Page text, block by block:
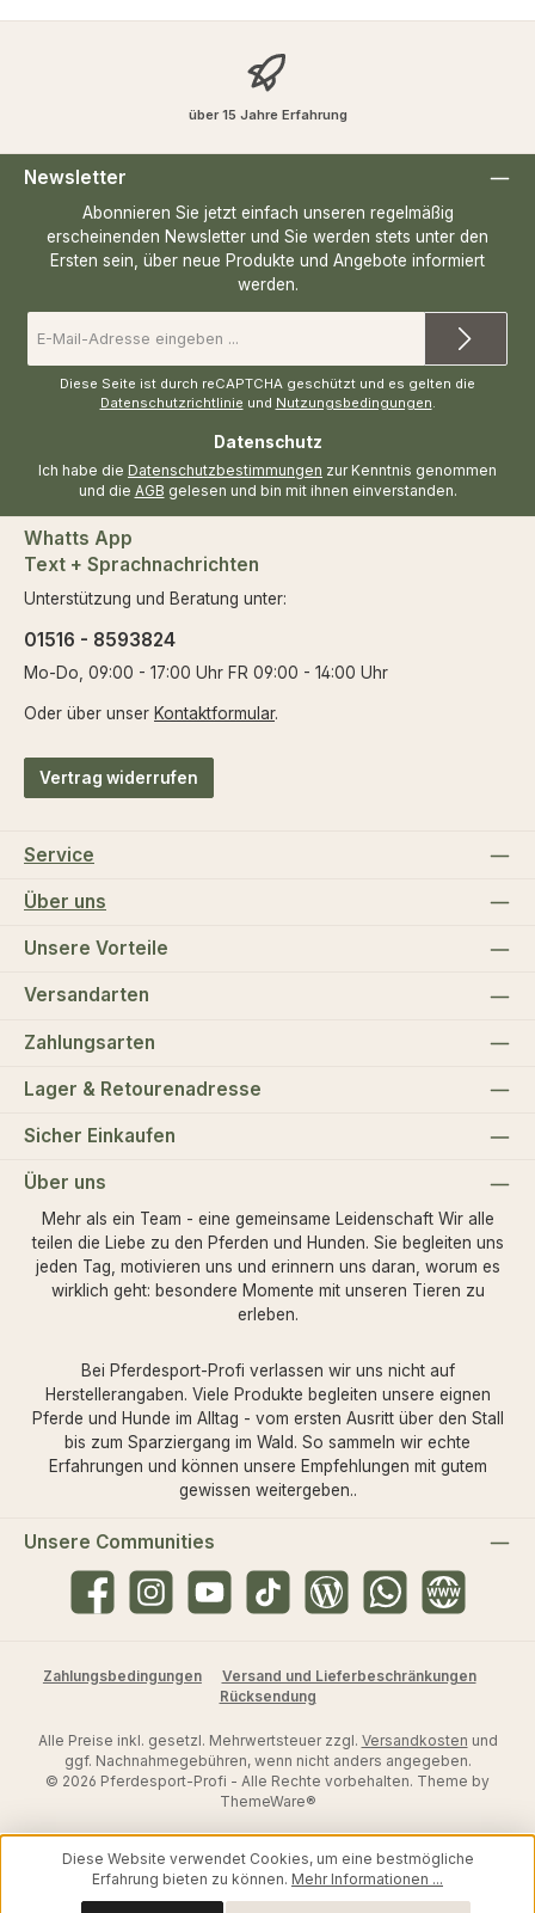
über 15 Jahre Erfahrung
Newsletter
Abonnieren Sie jetzt einfach unseren regelmäßig
erscheinenden Newsletter und Sie werden stets unter den
Ersten sein, über neue Produkte und Angebote informiert
werden.
Mail-
Adresse
Diese Seite ist durch reCAPTCHA geschützt und es gelten die
Datenschutzrichtlinie und Nutzungsbedingungen.
Datenschutz
Ich habe die Datenschutzbestimmungen zur Kenntnis genommen
und die AGB gelesen und bin mit ihnen einverstanden.
Whatts App
Text + Sprachnachrichten
Unterstützung und Beratung unter:
01516 - 8593824
Mo-Do, 09:00 - 17:00 Uhr FR 09:00 - 14:00 Uhr
Oder über unser Kontaktformular.
Vertrag widerrufen
Service
Über uns
Unsere Vorteile
Versandarten
Zahlungsarten
Lager & Retourenadresse
Sicher Einkaufen
Über uns
Mehr als ein Team - eine gemeinsame Leidenschaft Wir alle
teilen die Liebe zu den Pferden und Hunden. Sie begleiten uns
jeden Tag, motivieren uns und erinnern uns daran, worum es
wirklich geht: besondere Momente mit unseren Tieren zu
erleben.
Bei Pferdesport-Profi verlassen wir uns nicht auf
Herstellerangaben. Viele Produkte begleiten unsere eignen
Pferde und Hunde im Alltag - vom ersten Ausritt über den Stall
bis zum Sparziergang im Wald. So sammeln wir echte
Erfahrungen und können unsere Empfehlungen mit gutem
gewissen weitergeben..
Unsere Communities
FacebookInstagramYouTube TikTok Blog WhatsAppWebsite
Zahlungsbedingungen
Versand und Lieferbeschränkungen
Rücksendung
Alle Preise inkl. gesetzl. Mehrwertsteuer zzgl. Versandkosten und
ggf. Nachnahmegebühren, wenn nicht anders angegeben.
© 2026 Pferdesport-Profi - Alle Rechte vorbehalten. Theme by
ThemeWare®
Diese Website verwendet Cookies, um eine bestmögliche
Erfahrung bieten zu können. Mehr Informationen ...